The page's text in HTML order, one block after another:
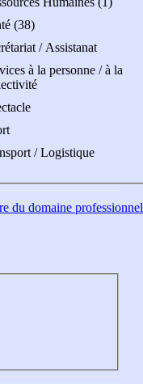
(38)
/ Assistanat
à la personne / à la
/ Logistique
du domaine professionnel